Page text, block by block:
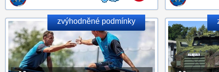
zvýhodněné podmínky